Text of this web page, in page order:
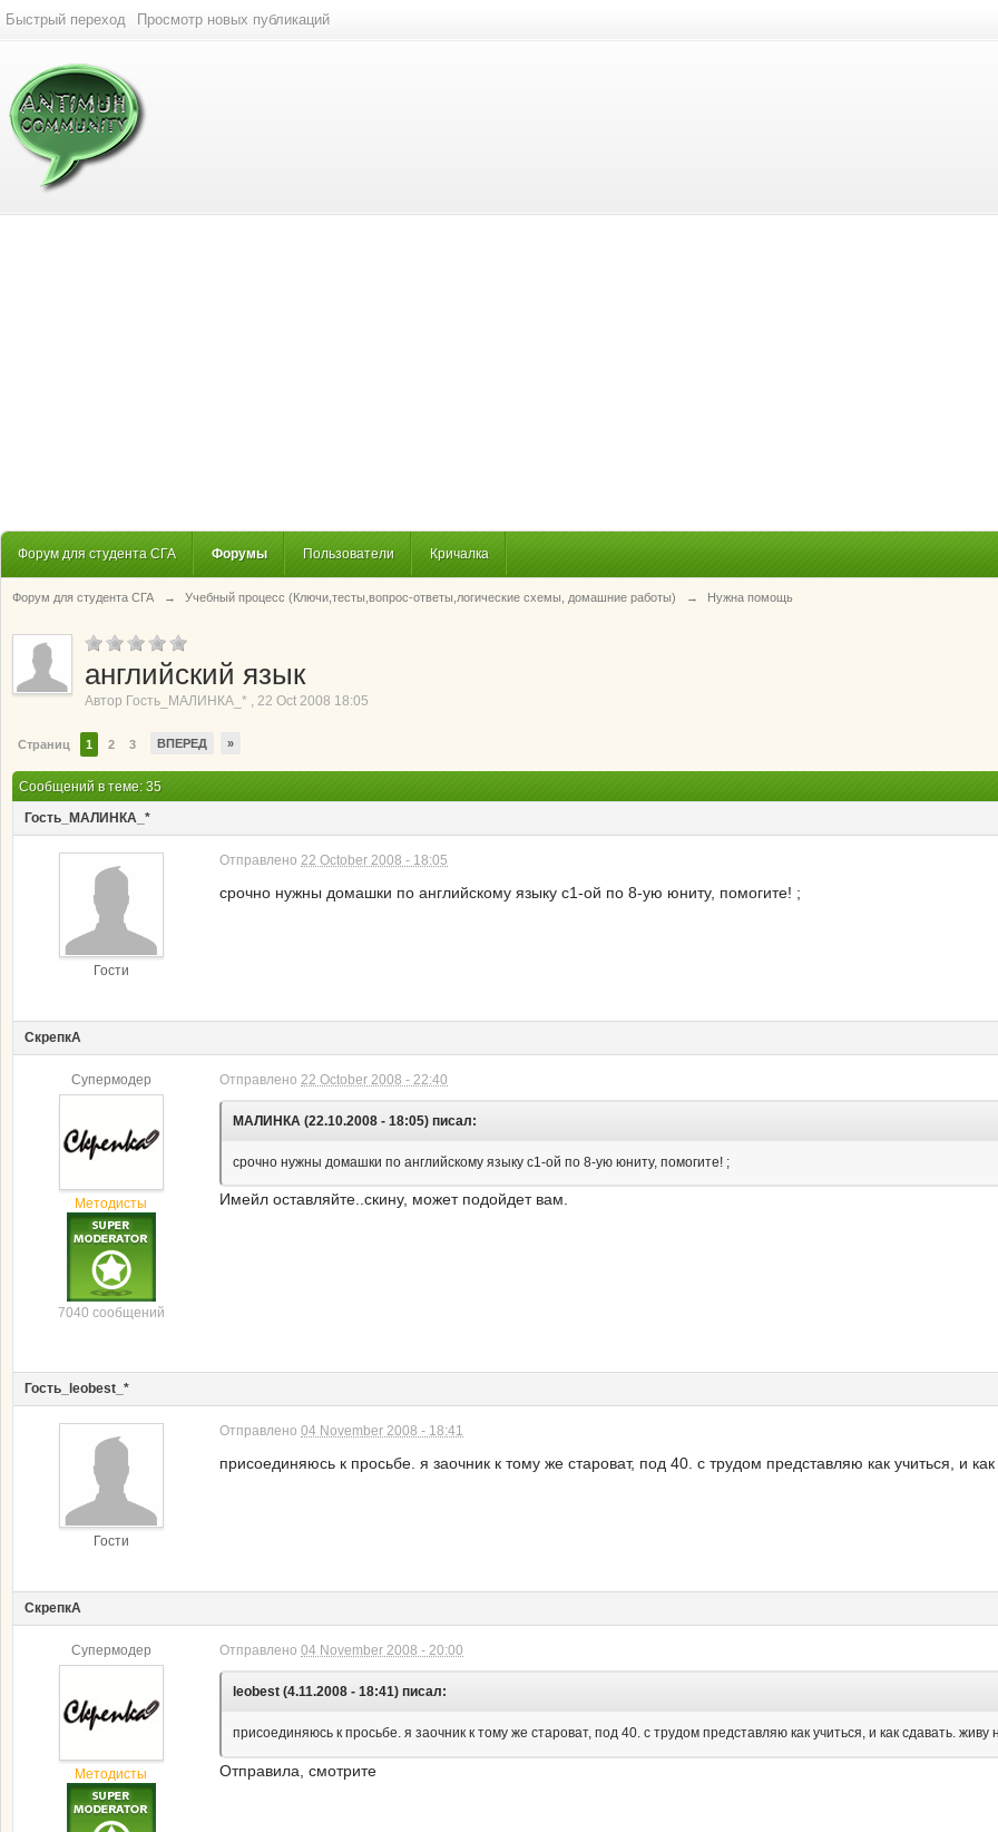
Быстрый переход Просмотр новых публикаций
Форум для студента СГА Форумы Пользователи Кричалка
Форум для студента СГА → Учебный процесс (Ключи,тесты,вопрос-ответы,логические схемы, домашние работы) → Нужна помощь
английский язык
Автор Гость_МАЛИНКА_* , 22 Oct 2008 18:05
Страниц 1 2 3 ВПЕРЕД »
Сообщений в теме: 35
Гость_МАЛИНКА_*
Гости
Отправлено 22 October 2008 - 18:05
срочно нужны домашки по английскому языку с1-ой по 8-ую юниту, помогите! ;
СкрепкА
Супермодер
Методисты
7040 сообщений
Отправлено 22 October 2008 - 22:40
МАЛИНКА (22.10.2008 - 18:05) писал:
срочно нужны домашки по английскому языку с1-ой по 8-ую юниту, помогите! ;
Имейл оставляйте..скину, может подойдет вам.
Гость_leobest_*
Гости
Отправлено 04 November 2008 - 18:41
присоединяюсь к просьбе. я заочник к тому же староват, под 40. с трудом представляю как учиться, и
СкрепкА
Супермодер
Методисты
Отправлено 04 November 2008 - 20:00
leobest (4.11.2008 - 18:41) писал:
присоединяюсь к просьбе. я заочник к тому же староват, под 40. с трудом представляю как учиться, и как сдавать. живу
Отправила, смотрите